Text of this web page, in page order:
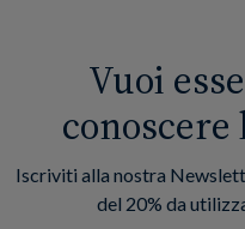
Vuoi
Iscriviti alla nostra
del 20% da